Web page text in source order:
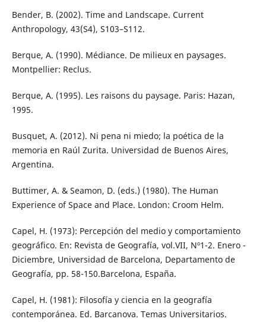
Bender, B. (2002). Time and Landscape. Current
Anthropology, 43(S4), S103–S112.
Berque, A. (1990). Médiance. De milieux en paysages.
Montpellier: Reclus.
Berque, A. (1995). Les raisons du paysage. Paris: Hazan,
1995.
Busquet, A. (2012). Ni pena ni miedo; la poética de la
memoria en Raúl Zurita. Universidad de Buenos Aires,
Argentina.
Buttimer, A. & Seamon, D. (eds.) (1980). The Human
Experience of Space and Place. London: Croom Helm.
Capel, H. (1973): Percepción del medio y comportamiento
geográfico. En: Revista de Geografía, vol.VII, Nº1-2. Enero -
Diciembre, Universidad de Barcelona, Departamento de
Geografía, pp. 58-150.Barcelona, España.
Capel, H. (1981): Filosofía y ciencia en la geografía
contemporánea. Ed. Barcanova. Temas Universitarios.